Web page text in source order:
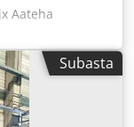
Aateha
Subasta